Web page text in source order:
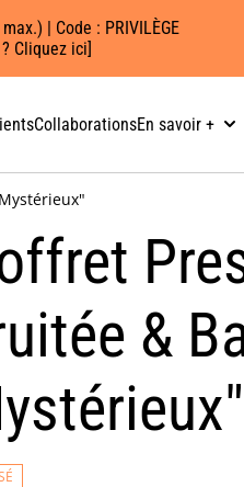
| Code : PRIVILÈGE
Cliquez ici]
CollaborationsEn savoir +
&